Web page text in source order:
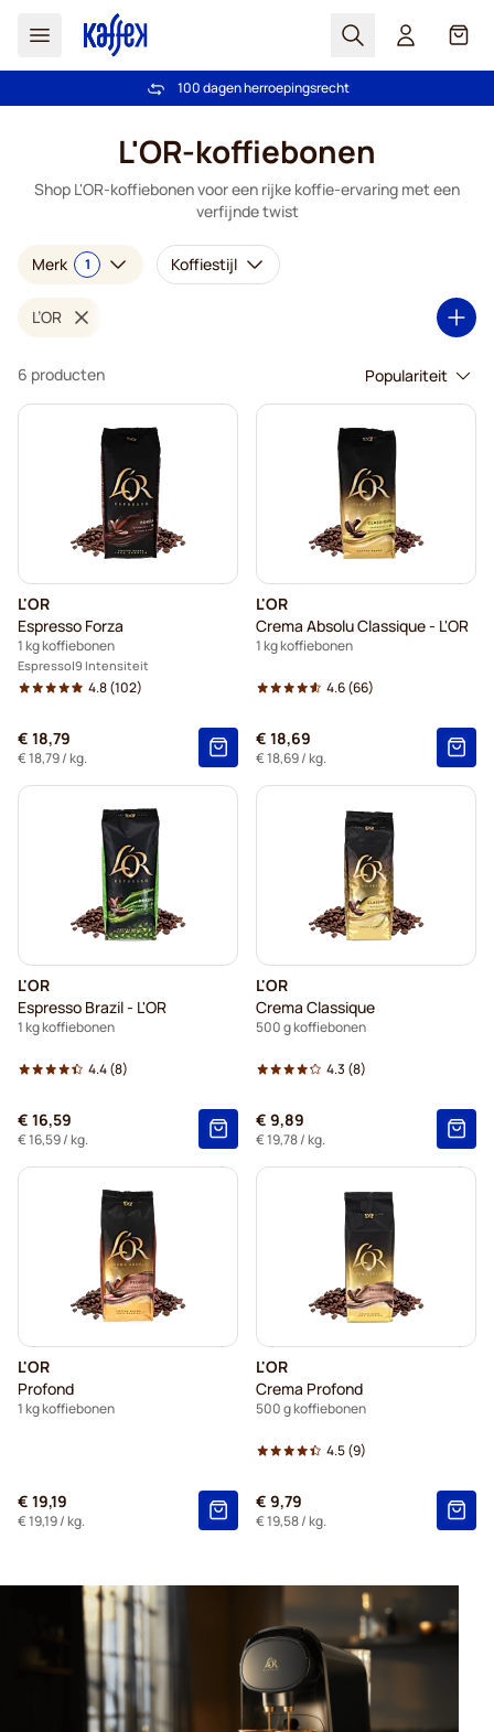
Zoek Cart
Gratis vanaf € 49
100 dagen herroepingsrecht
L'OR-koffiebonen
Shop L'OR-koffiebonen voor een rijke koffie-ervaring met een
verfijnde twist
Merk 1 Koffiestijl
L’OR
6 producten
L'OR
Espresso Forza
1 kg koffiebonen
Espresso 9 Intensiteit
4.8(102)
€ 18,79
€ 18,79/ kg.
L'OR
Crema Absolu Classique - L'OR
1 kg koffiebonen
4.6(66)
€ 18,69
€ 18,69/ kg.
L'OR
Espresso Brazil - L'OR
1 kg koffiebonen
4.4(8)
€ 16,59
€ 16,59/ kg.
L'OR
Crema Classique
500 g koffiebonen
4.3 (8)
€ 9,89
€ 19,78/ kg.
L'OR
Profond
1 kg koffiebonen
€ 19,19
€ 19,19/ kg.
L'OR
Crema Profond
500 g koffiebonen
4.5(9)
€ 9,79
€ 19,58/ kg.